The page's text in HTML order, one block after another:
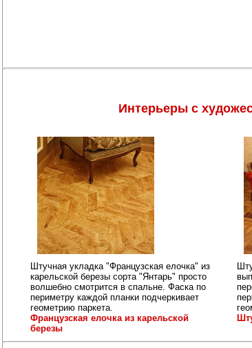
Интерьеры с
Штучная укладка "Французская елочка" из
карельской березы сорта "Янтарь" просто
волшебно смотрится в спальне. Фаска по
периметру каждой планки подчеркивает
геометрию паркета.
Французская елочка из карельской
березы